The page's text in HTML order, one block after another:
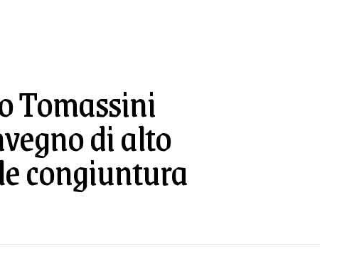
Tomassini
di alto
congiuntura